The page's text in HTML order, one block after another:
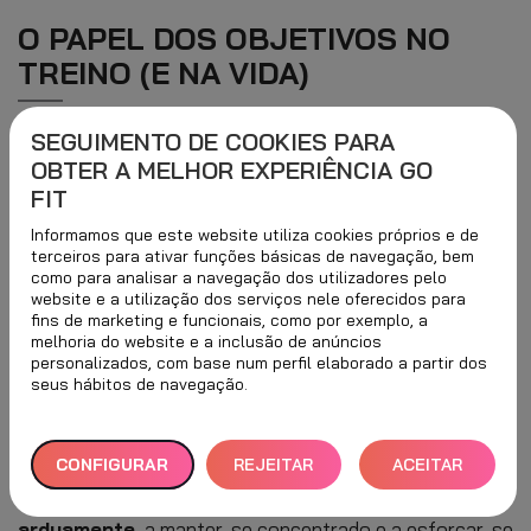
O PAPEL DOS OBJETIVOS NO
TREINO (E NA VIDA)
Tanto no treino como em qualquer área da vida,
estabelecer objetivos claros é muito importante
para progredir e não desistir perante qualquer
obstáculo.
Os objetivos, especialmente quando sãoespecíficos,
realistas e mensuráveis, são os seus aliados para
crescer e alcançar o que se propôs a fazer e mantêm-
perseverançasão fundamentais para os sustentar.
São os objetivos que o levam a trabalhar
SEGUIMENTO DE COOKIES PARA
OBTER A MELHOR EXPERIÊNCIA GO
FIT
Informamos que este website utiliza cookies próprios e de
terceiros para ativar funções básicas de navegação, bem
como para analisar a navegação dos utilizadores pelo
website e a utilização dos serviços nele oferecidos para
fins de marketing e funcionais, como por exemplo, a
melhoria do website e a inclusão de anúncios
personalizados, com base num perfil elaborado a partir dos
seus hábitos de navegação.
CONFIGURAR REJEITAR
TUDO
ACEITAR
TODOS